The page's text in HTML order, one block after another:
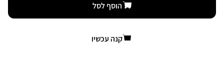
הוסף לסל
קנה עכשיו